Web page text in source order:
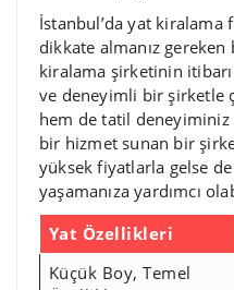
İstanbul’da yat kiralama
dikkate almanız
kiralama şirketinin
ve deneyimli bir şirketle
hem de tatil deneyiminiz
bir hizmet sunan bir
yüksek fiyatlarla gelse
yaşamanıza yardımcı
Yat Özellikleri
Küçük Boy, Temel